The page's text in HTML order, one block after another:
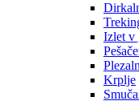
Izlet v
Krplje